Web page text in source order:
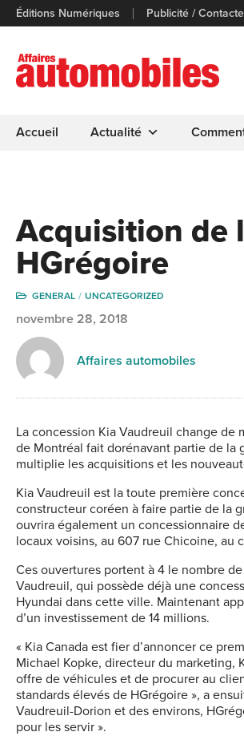
Éditions Numériques Publicité /
Accueil Actualité
Acquisition de
HGrégoire
GENERAL UNCATEGORIZED
novembre 28, 2018
Affaires automobiles
La concession Kia Vaudreuil change de
de Montréal fait dorénavant partie de la
multiplie les acquisitions et les
Kia Vaudreuil est la toute première
constructeur coréen à faire partie de la
ouvrira également un concessionnaire
locaux voisins, au 607 rue Chicoine, au
Ces ouvertures portent à 4 le nombre
Vaudreuil, qui possède déjà une
Hyundai dans cette ville. Maintenant
d’un investissement de 14 millions.
« Kia Canada est fier d’annoncer ce
Michael Kopke, directeur du marketing,
offre de véhicules et de procurer au
standards élevés de HGrégoire », a
Vaudreuil-Dorion et des environs,
pour les servir ».